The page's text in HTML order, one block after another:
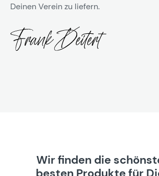
Deinen Verein zu liefern.
Wir finden die